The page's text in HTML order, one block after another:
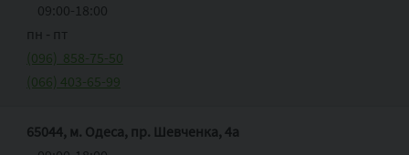
09:00-18:00
пн ‑ пт
(096) 858-75-50
(066) 403-65-99
65044, м. Одеса, пр. Шевченка, 4а